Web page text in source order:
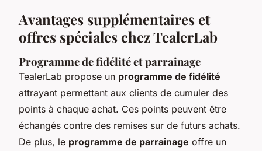
Avantages supplémentaires et
offres spéciales chez TealerLab
Programme de fidélité et parrainage
TealerLab propose un programme de fidélité
attrayant permettant aux clients de cumuler des
points à chaque achat. Ces points peuvent être
échangés contre des remises sur de futurs achats.
De plus, le programme de parrainage offre un